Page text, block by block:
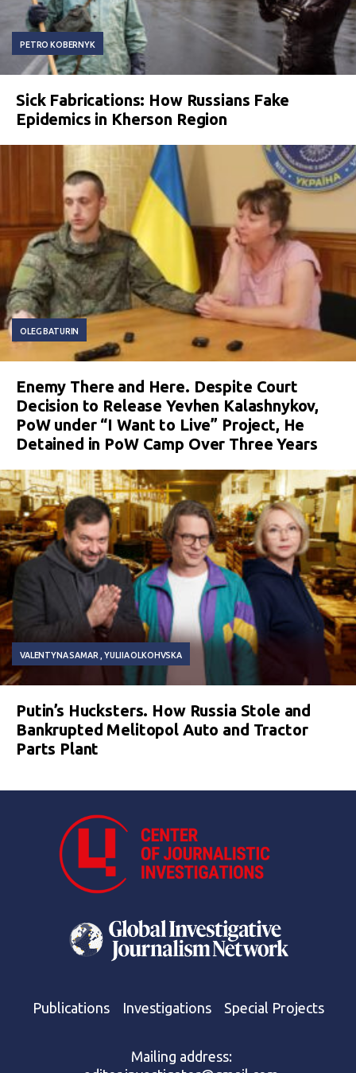
PETRO KOBERNYK
Sick Fabrications: How Russians Fake
Epidemics in Kherson Region
OLEG BATURIN
Enemy There and Here. Despite Court
Decision to Release Yevhen Kalashnykov,
PoW under “I Want to Live” Project, He
Detained in PoW Camp Over Three Years
VALENTYNA SAMAR YULIIA OLKOHVSKA
Putin’s Hucksters. How Russia Stole and
Bankrupted Melitopol Auto and Tractor
Parts Plant
Publications Investigations Special Projects
Mailing address: